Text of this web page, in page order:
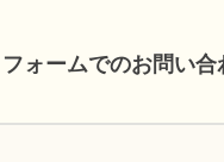
フォームでのお問い合